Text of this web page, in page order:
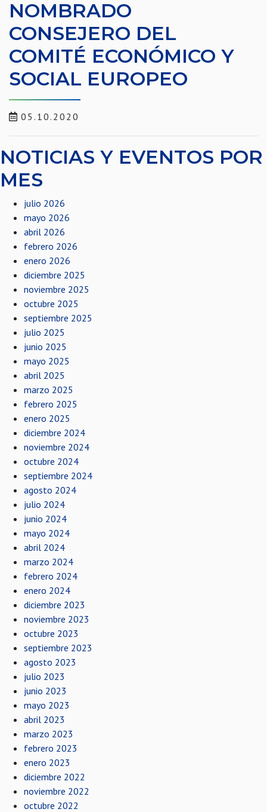
NOMBRADO
CONSEJERO DEL
COMITÉ ECONÓMICO Y
SOCIAL EUROPEO
05.10.2020
NOTICIAS Y EVENTOS POR
MES
julio 2026
mayo 2026
abril 2026
febrero 2026
enero 2026
diciembre 2025
noviembre 2025
octubre 2025
septiembre 2025
julio 2025
junio 2025
mayo 2025
abril 2025
marzo 2025
febrero 2025
enero 2025
diciembre 2024
noviembre 2024
octubre 2024
septiembre 2024
agosto 2024
julio 2024
junio 2024
mayo 2024
abril 2024
marzo 2024
febrero 2024
enero 2024
diciembre 2023
noviembre 2023
octubre 2023
septiembre 2023
agosto 2023
julio 2023
junio 2023
mayo 2023
abril 2023
marzo 2023
febrero 2023
enero 2023
diciembre 2022
noviembre 2022
octubre 2022